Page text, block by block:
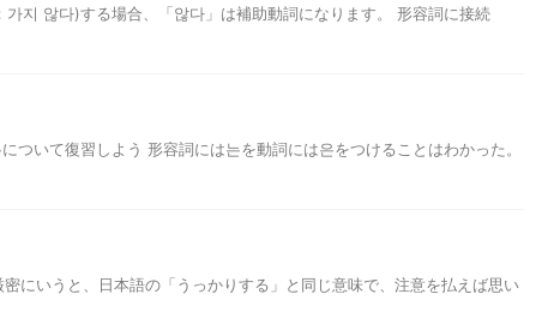
지 않다)する場合、「않다」は補助動詞になります。 形容詞に接続
いて復習しよう 形容詞には는を動詞には은をつけることはわかった。
にいうと、日本語の「うっかりする」と同じ意味で、注意を払えば思い